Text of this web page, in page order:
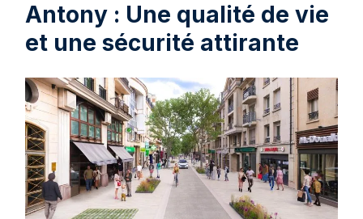
Antony : Une qualité de vie
et une sécurité attirante